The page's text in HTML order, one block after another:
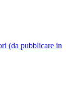
(da pubblicare in